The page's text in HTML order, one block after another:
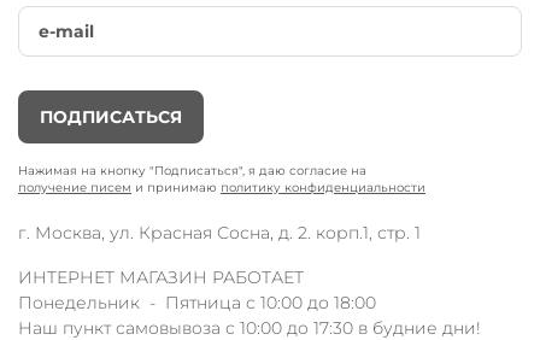
ПОДПИСАТЬСЯ
Нажимая на кнопку "Подписаться", я даю согласие на
получение писем и принимаю политику конфиденциальности
г. Москва, ул. Красная Сосна, д. 2. корп.1, стр. 1
ИНТЕРНЕТ МАГАЗИН РАБОТАЕТ
Понедельник - Пятница с 10:00 до 18:00
Наш пункт самовывоза с 10:00 до 17:30 в будние дни!